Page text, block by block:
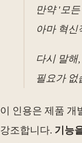
만약 '모
아마 혁신
다시 말해
필요가 없
이 인용은 제품 개
강조합니다. 기능